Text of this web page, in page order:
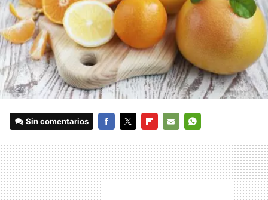
Sin comentarios
MAIL